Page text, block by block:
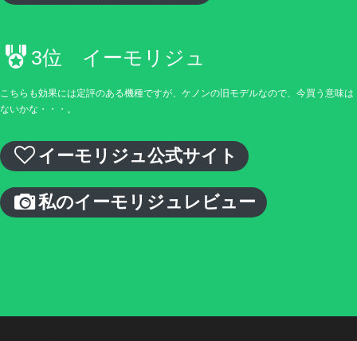
3位 イーモリジュ
こちらも効果には定評のある機種ですが、ケノンの旧モデルなので、今買う意味は
ないかな・・・。
イーモリジュ公式サイト
私のイーモリジュレビュー